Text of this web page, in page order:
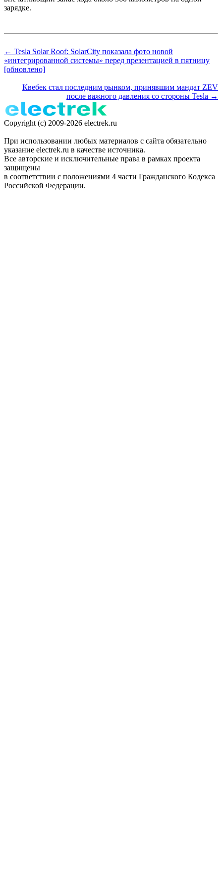
зарядке.
← Tesla Solar Roof: SolarCity показала фото новой
«интегрированной системы» перед презентацией в пятницу
[обновлено]
Квебек стал последним рынком, принявшим мандат ZEV
после важного давления со стороны Tesla →
Copyright (c) 2009-2026 electrek.ru
При использовании любых материалов с сайта обязательно
указание electrek.ru в качестве источника.
Все авторские и исключительные права в рамках проекта
защищены
в соответствии с положениями 4 части Гражданского Кодекса
Российской Федерации.